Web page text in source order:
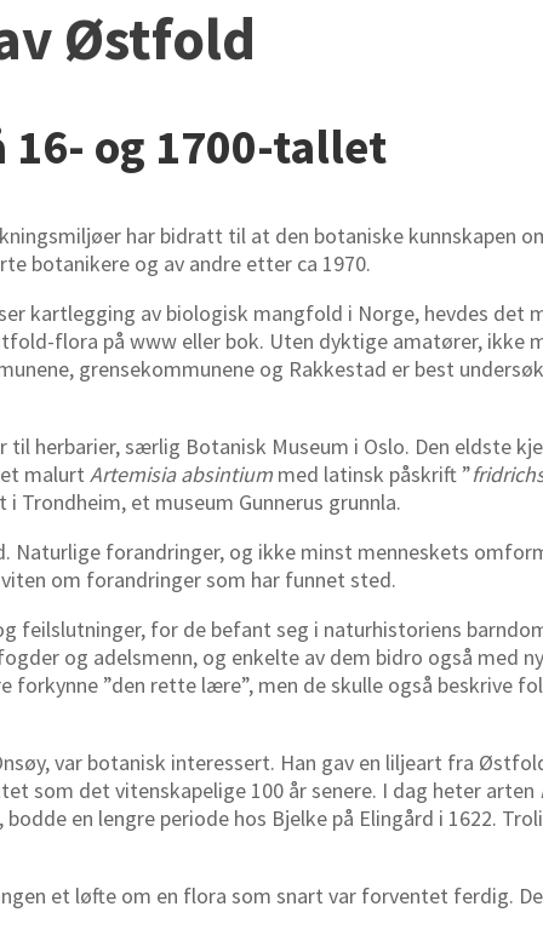
Østfold
og 1700-tallet
har bidratt til at den botaniske kunnskapen
botanikere og av andre etter ca 1970.
kartlegging av biologisk mangfold i Norge, hevdes det
flora på www eller bok. Uten dyktige amatører, ikke
grensekommunene og Rakkestad er best
til herbarier, særlig Botanisk Museum i Oslo. Den eldste
malurt Artemisia absintium med latinsk påskrift ”
Trondheim, et museum Gunnerus grunnla.
Naturlige forandringer, og ikke minst menneskets
om forandringer som har funnet sted.
feilslutninger, for de befant seg i naturhistoriens
og adelsmenn, og enkelte av dem bidro også med
forkynne ”den rette lære”, men de skulle også beskrive
var botanisk interessert. Han gav en liljeart fra
som det vitenskapelige 100 år senere. I dag heter arten
bodde en lengre periode hos Bjelke på Elingård i 1622.
et løfte om en flora som snart var forventet ferdig.